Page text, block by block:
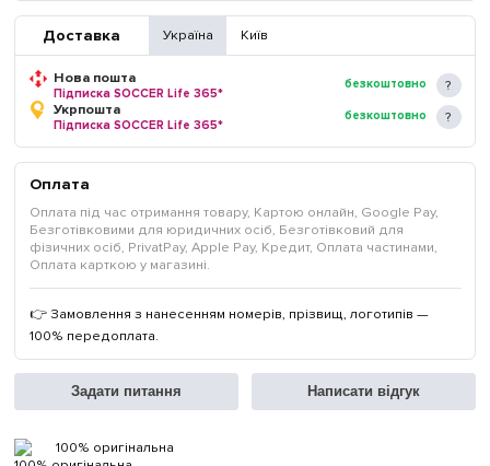
Доставка Україна Київ
Нова пошта
Підписка SOCCER Life 365*
безкоштовно
Укрпошта
Підписка SOCCER Life 365*
безкоштовно
Оплата
Оплата під час отримання товару, Картою онлайн, Google Pay,
Безготівковими для юридичних осіб, Безготівковий для
фізичних осіб, PrivatPay, Apple Pay, Кредит, Оплата частинами,
Оплата карткою у магазині.
👉 Замовлення з нанесенням номерів, прізвищ, логотипів —
100% передоплата.
Задати питання Написати відгук
100% оригінальна